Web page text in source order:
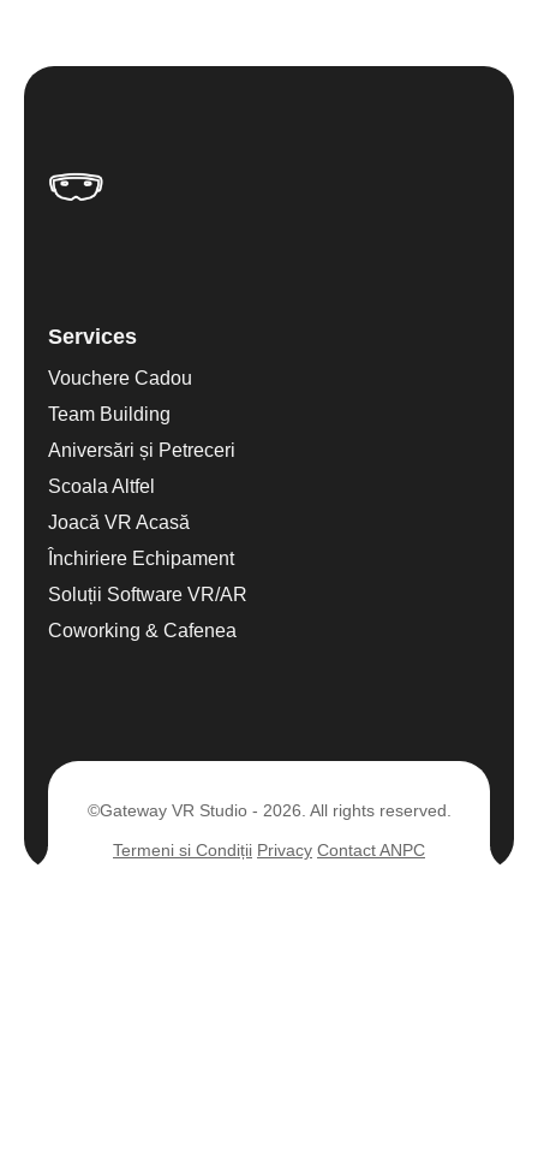
Services
Vouchere Cadou
Team Building
Aniversări și Petreceri
Scoala Altfel
Joacă VR Acasă
Închiriere Echipament
Soluții Software VR/AR
Coworking & Cafenea
©Gateway VR Studio - 2026. All rights reserved.
Termeni si Condiții Privacy Contact ANPC